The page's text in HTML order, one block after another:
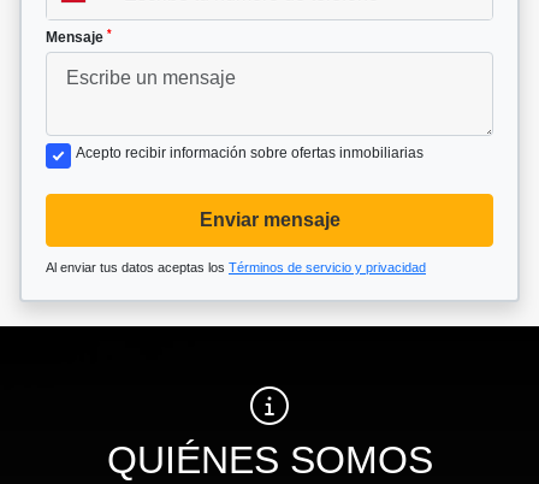
Mensaje *
Acepto recibir información sobre ofertas inmobiliarias
Enviar mensaje
Al enviar tus datos aceptas los Términos de servicio y privacidad
QUIÉNES SOMOS